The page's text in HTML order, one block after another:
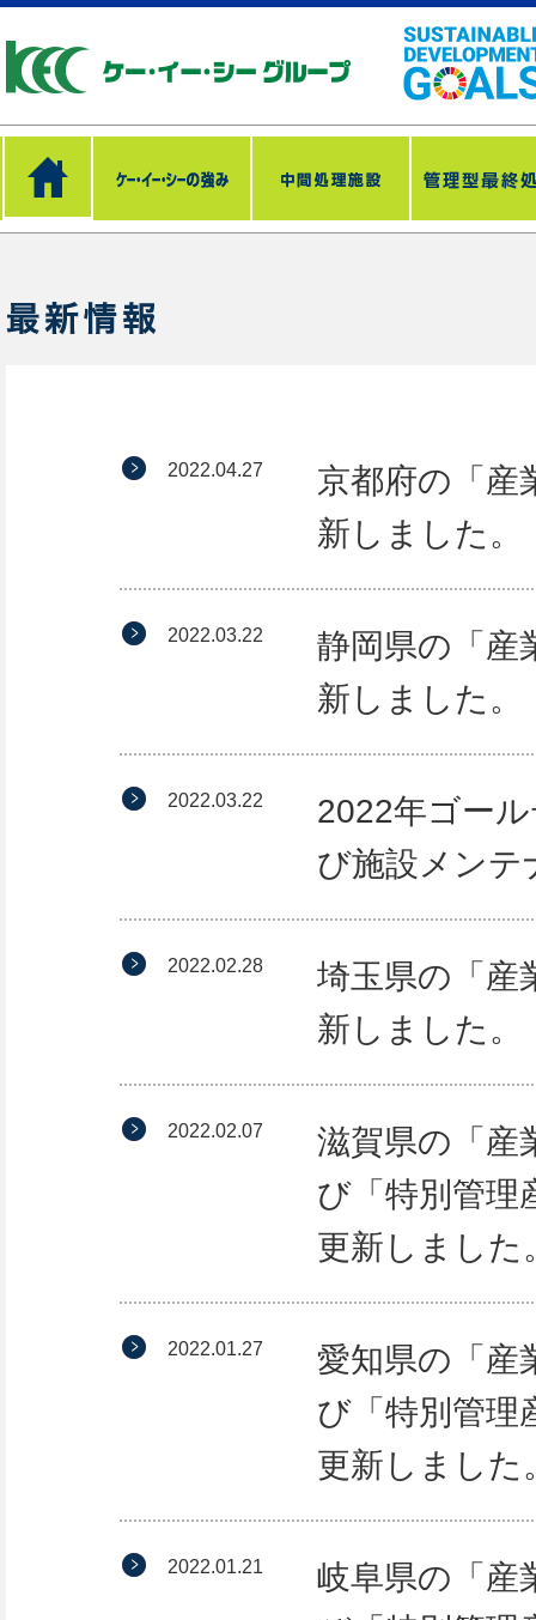
2022.04.27
京都府の「産
新しました。
2022.03.22
静岡県の「産
新しました。
2022.03.22
2022年ゴー
び施設メンテ
2022.02.28
埼玉県の「産
新しました。
2022.02.07
滋賀県の「産
び「特別管理
更新しました
2022.01.27
愛知県の「産
び「特別管理
更新しました
2022.01.21
岐阜県の「産